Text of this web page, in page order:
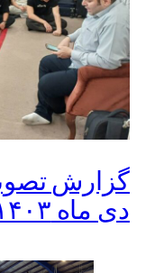
گزارش
دی ماه ۱۴۰۳ (پایه دوازدهم)